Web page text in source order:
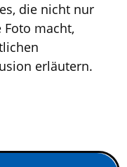
die nicht nur
macht,
erläutern.